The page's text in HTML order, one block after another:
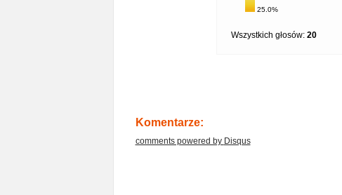
25.0%
Wszystkich głosów: 20
Komentarze:
comments powered by Disqus